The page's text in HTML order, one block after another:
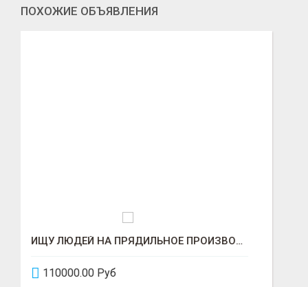
ПОХОЖИЕ ОБЪЯВЛЕНИЯ
80000.00 Руб